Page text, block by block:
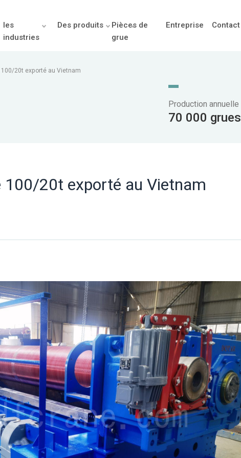
les
industries
Des produits
Pièces de
grue
Entreprise Contact
20t exporté au Vietnam
Production annuelle
70 000 grues
100/20t exporté au Vietnam